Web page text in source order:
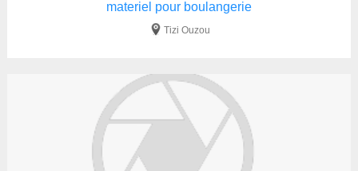
materiel pour boulangerie
Tizi Ouzou